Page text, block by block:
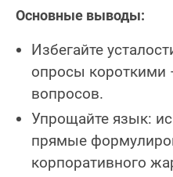
Основные выводы:
Избегайте
опросы
вопросов.
Упрощайте язык:
прямые
корпоративного